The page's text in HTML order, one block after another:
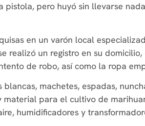
pero huyó sin llevarse
en un varón local
realizó un registro en su domicilio,
de robo, así como la ropa
machetes, espadas,
para el cultivo de
humidificadores y